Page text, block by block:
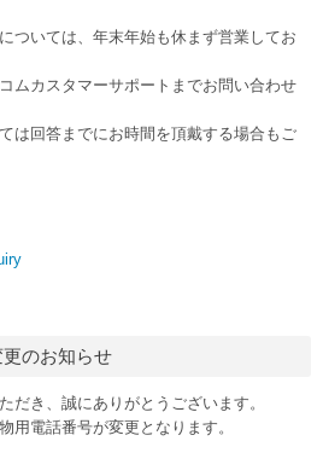
ついては、年末年始も休まず営業してお
ムカスタマーサポートまでお問い合わせ
は回答までにお時間を頂戴する場合もご
のお知らせ
だき、誠にありがとうございます。
用電話番号が変更となります。